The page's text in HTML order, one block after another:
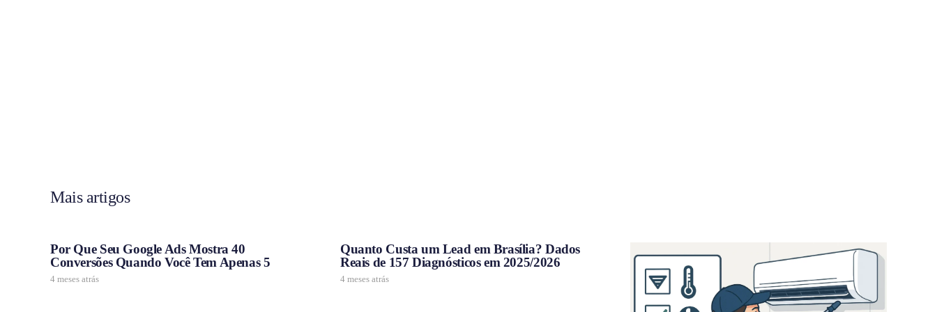
Mais artigos
Por Que Seu Google Ads Mostra 40
Conversões Quando Você Tem Apenas 5
4 meses atrás
Quanto Custa um Lead em Brasília? Dados
Reais de 157 Diagnósticos em 2025/2026
4 meses atrás